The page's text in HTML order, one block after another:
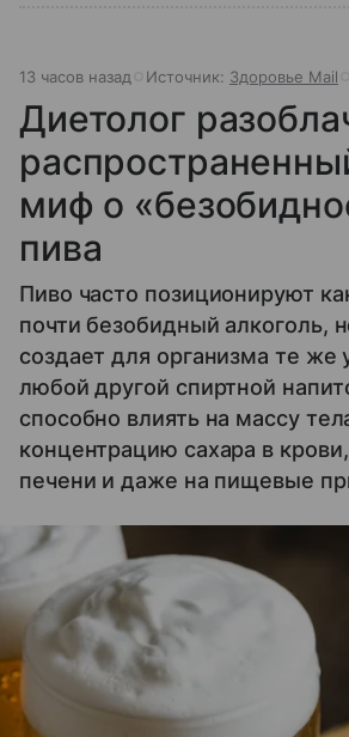
13 часов назад Источник: Здоровье Mail
Диетолог
миф о
пива
Пиво часто позиционируют
почти безобидный алкоголь,
создает для организма те же
любой другой спиртной
способно влиять на массу
концентрацию сахара в
печени и даже на пищевые